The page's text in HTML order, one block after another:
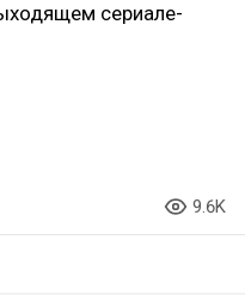
сериале-
9.6K